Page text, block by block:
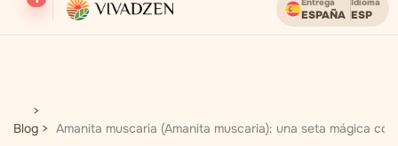
Envío gratuito en pedidos superiores a 85 EUR.
ESPAÑA ESP
Blog Amanita muscaria (Amanita muscaria): una seta mágica